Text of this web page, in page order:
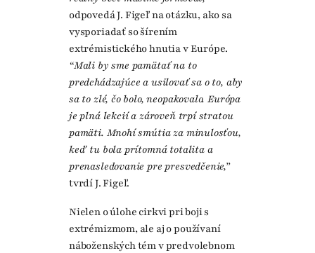
odpovedá J. Figeľ na otázku, ako sa
vysporiadať so šírením
extrémistického hnutia v Európe.
“Mali by sme pamätať na to
predchádzajúce a usilovať sa o to, aby
sa to zlé, čo bolo, neopakovalo. Európa
je plná lekcií a zároveň trpí stratou
pamäti. Mnohí smútia za minulosťou,
keď tu bola prítomná totalita a
prenasledovanie pre presvedčenie,”
tvrdí J. Figeľ.
Nielen o úlohe cirkvi pri boji s
extrémizmom, ale aj o používaní
náboženských tém v predvolebnom